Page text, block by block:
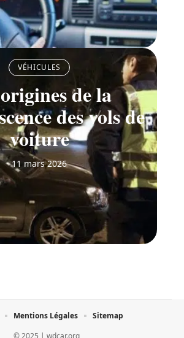
VÉHICULES
de la
des vols de
voiture
11 mars 2026
Mentions Légales Sitemap